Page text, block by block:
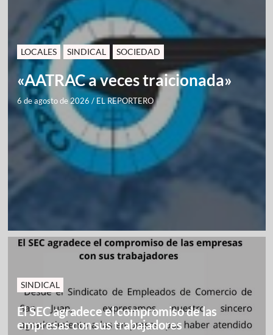
LOCALES SINDICAL SOCIEDAD
«AATRAC a veces traicionada»
6 de agosto de 2026 / EL REPORTERO
SINDICAL
El SEC agradece el compromiso de las
empresas con sus trabajadores